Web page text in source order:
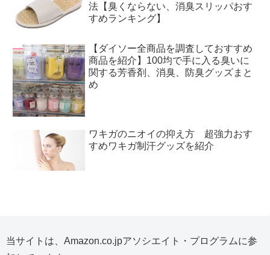
法【臭くならない、消臭スリッパおす
すめランキング】
【ダイソー全商品を調査しておすすめ
商品を紹介】100均で手に入る臭いに
関する芳香剤、消臭、防臭グッズまと
め
ワキガのニオイの抑え方 超強力おす
すめワキガ制汗グッズを紹介
当サイトは、Amazon.co.jpアソシエイト・プログラムに参